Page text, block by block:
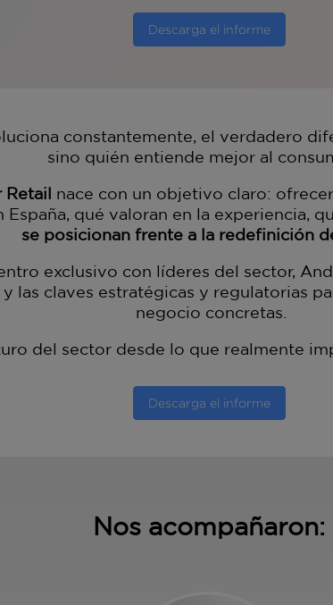
Descarga el informe
constantemente, el verdadero
sino quién entiende mejor al
Retail nace con un objetivo claro:
qué valoran en la experiencia,
se posicionan frente a la redefinición
exclusivo con líderes del sector,
las claves estratégicas y regulatorias
negocio concretas.
del sector desde lo que realmente
Descarga el informe
Nos acompañaron: